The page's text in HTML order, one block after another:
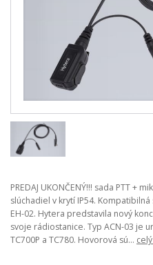
PREDAJ UKONČENÝ!!! sada PTT +
slúchadiel v krytí IP54. Kompatibilná
EH-02. Hytera predstavila nový
svoje rádiostanice. Typ ACN-03 je
TC700P a TC780. Hovorová sú...